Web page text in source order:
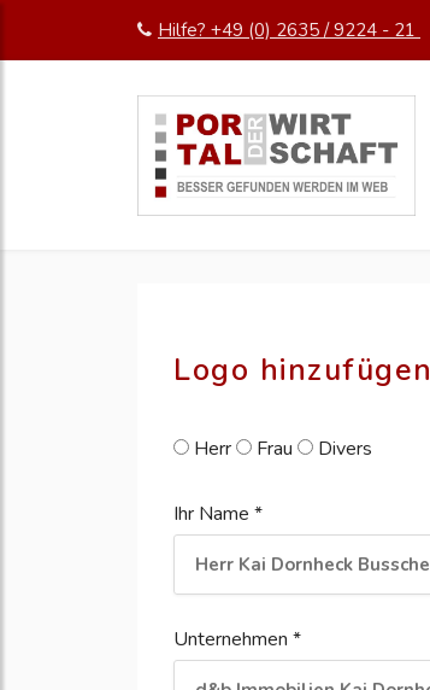
Hilfe? +49 (0) 2635 / 9224 - 21
erstellen
Logo hinzufügen
Herr Frau Divers
Ihr Name *
Unternehmen *